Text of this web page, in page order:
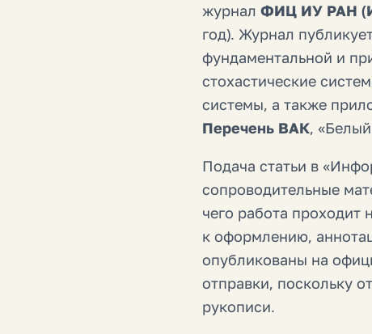
журнал ФИЦ ИУ РАН
год). Журнал
фундаментальной и
стохастические
системы, а также
Перечень ВАК,
Подача статьи в
сопроводительные
чего работа проходит
к оформлению,
опубликованы на
отправки, поскольку
рукописи.